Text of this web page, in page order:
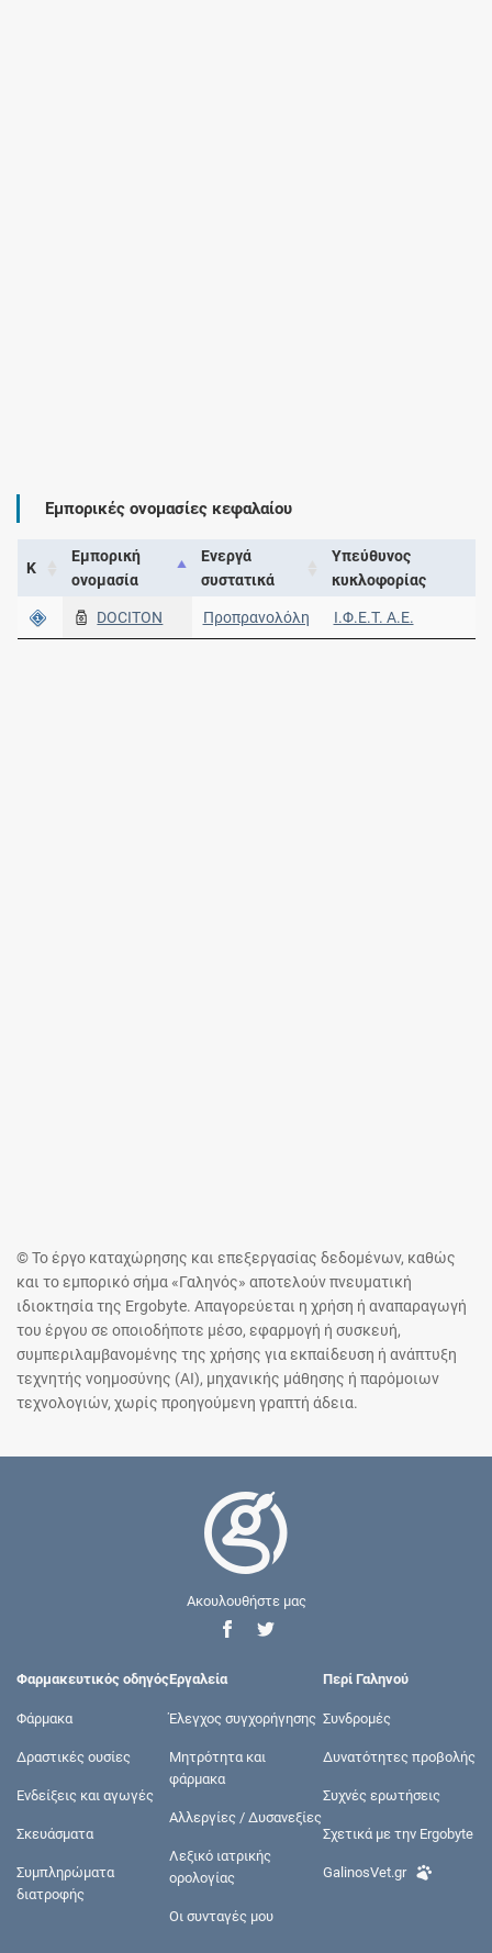
Εμπορικές ονομασίες κεφαλαίου
Κ
Εμπορική
ονομασία
Ενεργά
συστατικά
Υπεύθυνος
κυκλοφορίας
DOCITON Προπρανολόλη Ι.Φ.Ε.Τ. A.E.
© Το έργο καταχώρησης και επεξεργασίας δεδομένων, καθώς
και το εμπορικό σήμα «Γαληνός» αποτελούν πνευματική
ιδιοκτησία της Ergobyte. Απαγορεύεται η χρήση ή αναπαραγωγή
του έργου σε οποιοδήποτε μέσο, εφαρμογή ή συσκευή,
συμπεριλαμβανομένης της χρήσης για εκπαίδευση ή ανάπτυξη
τεχνητής νοημοσύνης (AI), μηχανικής μάθησης ή παρόμοιων
τεχνολογιών, χωρίς προηγούμενη γραπτή άδεια.
Ακουλουθήστε μας
Φαρμακευτικός οδηγός
Φάρμακα
Δραστικές ουσίες
Ενδείξεις και αγωγές
Σκευάσματα
Συμπληρώματα
διατροφής
Εργαλεία
Έλεγχος συγχορήγησης
Μητρότητα και
φάρμακα
Αλλεργίες / Δυσανεξίες
Λεξικό ιατρικής
ορολογίας
Οι συνταγές μου
Περί Γαληνού
Συνδρομές
Δυνατότητες προβολής
Συχνές ερωτήσεις
Σχετικά με την Ergobyte
GalinosVet.gr